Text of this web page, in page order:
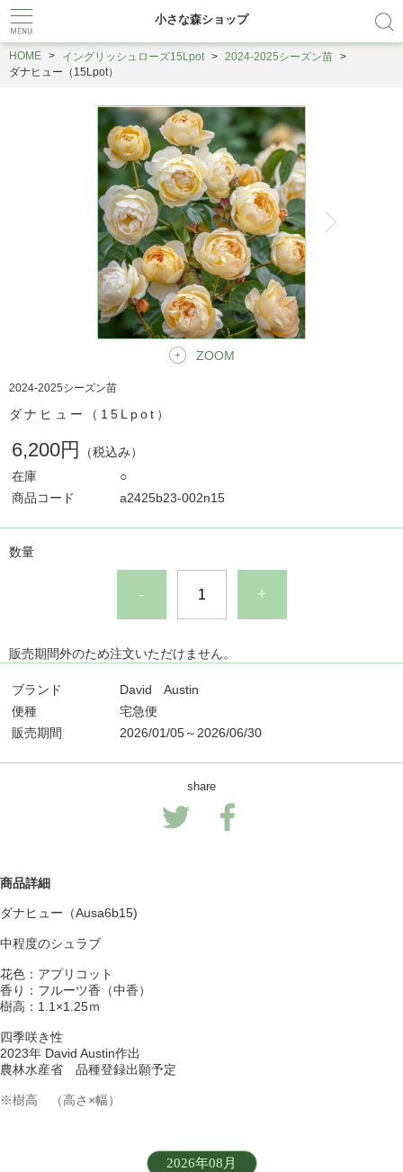
小さな森ショップ
HOME イングリッシュローズ15Lpot
2024-2025シーズン苗
ダナヒュー（15Lpot）
ZOOM
2024-2025シーズン苗
ダナヒュー（15Lpot）
6,200円
（税込み）
在庫
○
商品コード
a2425b23-002n15
数量
- +
販売期間外のため注文いただけません。
ブランド
David Austin
便種
宅急便
販売期間
2026/01/05～2026/06/30
share
商品詳細
ダナヒュー（Ausa6b15)
中程度のシュラブ
花色：アプリコット
香り：フルーツ香（中香）
樹高：1.1×1.25ｍ
四季咲き性
2023年 David Austin作出
農林水産省 品種登録出願予定
※樹高 （高さ×幅）
2026年08月